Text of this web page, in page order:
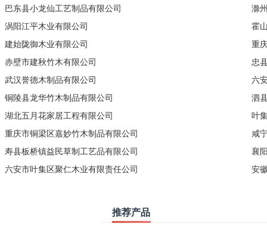
巴东县小龙仙工艺制品有限公司
涡阳江平木业有限公司
建始陇御木业有限公司
赤壁市建秋竹木有限公司
武汉誉德木制品有限公司
铜陵县龙华竹木制品有限公司
湖北五月花家居工程有限公司
重庆市铜梁区嘉妙竹木制品有限公司
寿县板桥镇益民草制工艺品有限公司
六安市叶集区聚仁木业有限责任公司
滁
霍
重
忠
六
泗
叶
咸
襄
安
推荐产品